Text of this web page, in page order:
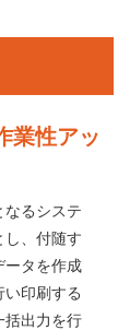
業性アッ
なるシステ
し、付随す
ータを作成
い印刷する
括出力を行